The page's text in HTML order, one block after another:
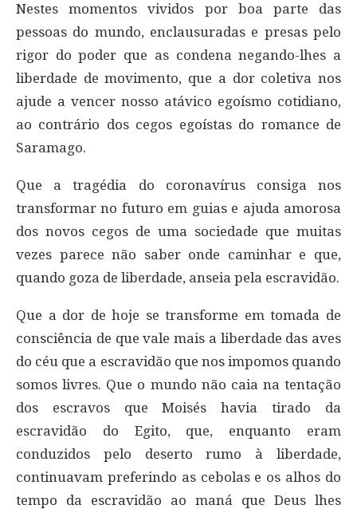
Nestes momentos vividos por boa parte das
pessoas do mundo, enclausuradas e presas pelo
rigor do poder que as condena negando-lhes a
liberdade de movimento, que a dor coletiva nos
ajude a vencer nosso atávico egoísmo cotidiano,
ao contrário dos cegos egoístas do romance de
Saramago.
Que a tragédia do coronavírus consiga nos
transformar no futuro em guias e ajuda amorosa
dos novos cegos de uma sociedade que muitas
vezes parece não saber onde caminhar e que,
quando goza de liberdade, anseia pela escravidão.
Que a dor de hoje se transforme em tomada de
consciência de que vale mais a liberdade das aves
do céu que a escravidão que nos impomos quando
somos livres. Que o mundo não caia na tentação
dos escravos que Moisés havia tirado da
escravidão do Egito, que, enquanto eram
conduzidos pelo deserto rumo à liberdade,
continuavam preferindo as cebolas e os alhos do
tempo da escravidão ao maná que Deus lhes